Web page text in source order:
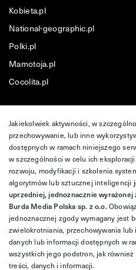
Kobieta.pl
National-geographic.pl
Polki.pl
Mamotoja.pl
Cocolita.pl
Jakiekolwiek aktywności, w
przechowywanie, lub inne
dostępnych w ramach niniejszego
w szczególności w celu ich
rozwoju, modyfikacji i szkolenia
algorytmów lub sztucznej inteligencji
uprzedniej, jednoznacznie
Burda Media Polska sp. z o.o.
jednoznacznej zgody wymagany jest
zwielokrotniania, przechowywania
danych lub informacji dostępnych w
wszystkich jego podstron, jak
treści, danych i informacji.